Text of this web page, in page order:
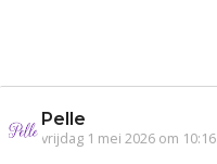
Pelle
vrijdag 1 mei 2026 om 10:16